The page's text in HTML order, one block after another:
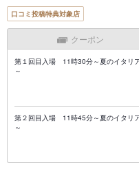
口コミ投稿特典対象店
クーポン
第１回目入場 11時30分～夏のイタリ
～
第２回目入場 11時45分～夏のイタリ
～